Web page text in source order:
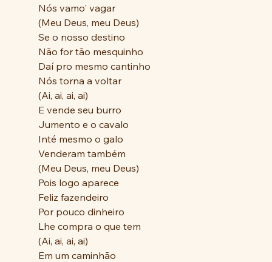
Nós vamo' vagar
(Meu Deus, meu Deus)
Se o nosso destino
Não for tão mesquinho
Daí pro mesmo cantinho
Nós torna a voltar
(Ai, ai, ai, ai)
E vende seu burro
Jumento e o cavalo
Inté mesmo o galo
Venderam também
(Meu Deus, meu Deus)
Pois logo aparece
Feliz fazendeiro
Por pouco dinheiro
Lhe compra o que tem
(Ai, ai, ai, ai)
Em um caminhão